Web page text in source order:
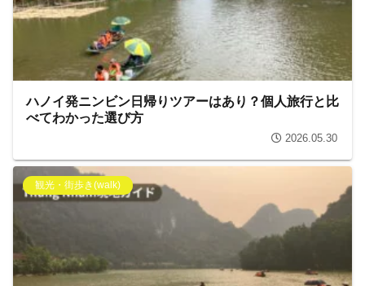
ハノイ発ニンビン日帰りツアーはあり？個人旅行と比
べてわかった選び方
2026.05.30
観光・街歩き(walk)